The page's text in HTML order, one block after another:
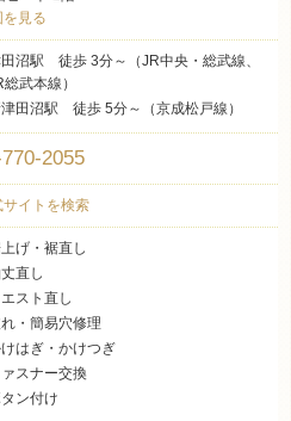
見る
沼駅 徒歩 3分～（JR中央・総武線、
総武本線）
田沼駅 徒歩 5分～（京成松戸線）
2055
サイトを検索
げ・裾直し
直し
スト直し
・簡易穴修理
はぎ・かけつぎ
スナー交換
ン付け